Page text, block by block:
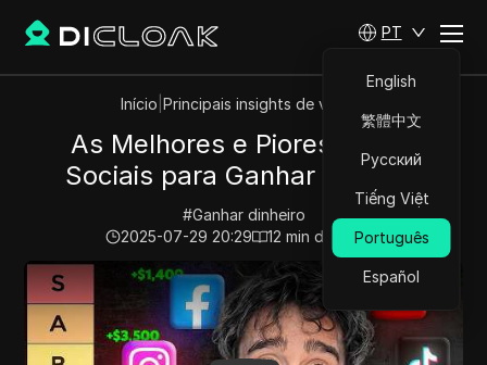
PT
English
繁體中文
Русский
Tiếng Việt
Português
Español
Início Principais insights de vídeos
As Melhores e Piores Redes
Sociais para Ganhar Dinheiro
#Ganhar dinheiro
2025-07-29 20:29
12 min de leitura
Play Video: As Melhores e Piores Redes Sociais para